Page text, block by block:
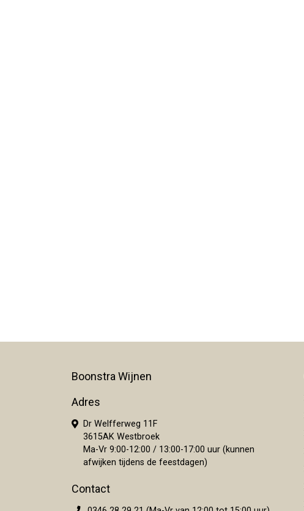
Boonstra Wijnen
Adres
Dr Welfferweg 11F
3615AK Westbroek
Ma-Vr 9:00-12:00 / 13:00-17:00 uur (kunnen
afwijken tijdens de feestdagen)
Contact